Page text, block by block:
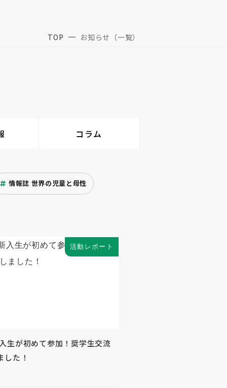
TOP お知らせ（一覧）
コラム
情報誌 世界の児童と母性
活動レポート
生が初めて参加！奨学生交流
した！